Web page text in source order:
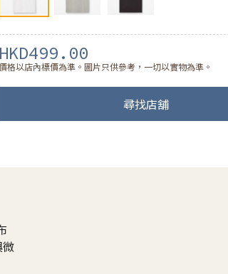
HKD499.00
格以店內標價為準。圖片只供參考，一切以實物為準。
尋找店舖
微